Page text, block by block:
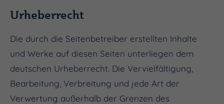
Urheberrecht
Die durch die Seitenbetreiber erstellten Inhalte
und Werke auf diesen Seiten unterliegen dem
deutschen Urheberrecht. Die Vervielfältigung,
Bearbeitung, Verbreitung und jede Art der
Verwertung außerhalb der Grenzen des